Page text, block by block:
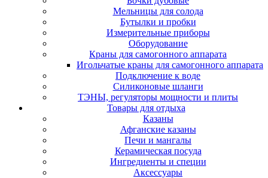
Мельницы для солода
Бутылки и пробки
Измерительные приборы
Оборудование
Краны для самогонного аппарата
Игольчатые краны для самогонного аппарата
Подключение к воде
Силиконовые шланги
ТЭНЫ, регуляторы мощности и плиты
Товары для отдыха
Казаны
Афганские казаны
Печи и мангалы
Керамическая посуда
Ингредиенты и специи
Аксессуары